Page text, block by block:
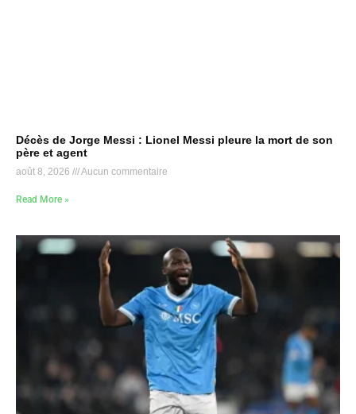
Décès de Jorge Messi : Lionel Messi pleure la mort de son
père et agent
août 8, 2026 Aucun commentaire
Read More »